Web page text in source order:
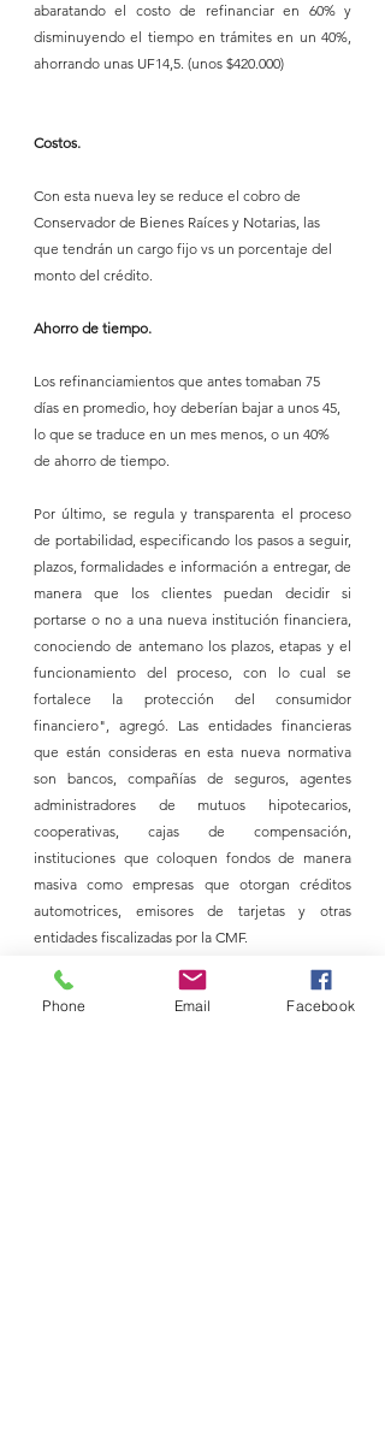
abaratando el costo de refinanciar en 60% y
disminuyendo el tiempo en trámites en un 40%,
ahorrando unas UF14,5. (unos $420.000)
Costos.
Con esta nueva ley se reduce el cobro de
Conservador de Bienes Raíces y Notarias, las
que tendrán un cargo fijo vs un porcentaje del
monto del crédito.
Ahorro de tiempo.
Los refinanciamientos que antes tomaban 75
días en promedio, hoy deberían bajar a unos 45,
lo que se traduce en un mes menos, o un 40%
de ahorro de tiempo.
Por último, se regula y transparenta el proceso
de portabilidad, especificando los pasos a seguir,
plazos, formalidades e información a entregar, de
manera que los clientes puedan decidir si
portarse o no a una nueva institución financiera,
conociendo de antemano los plazos, etapas y el
funcionamiento del proceso, con lo cual se
fortalece la protección del consumidor
financiero", agregó. Las entidades financieras
que están consideras en esta nueva normativa
son bancos, compañías de seguros, agentes
administradores de mutuos hipotecarios,
cooperativas, cajas de compensación,
instituciones que coloquen fondos de manera
masiva como empresas que otorgan créditos
automotrices, emisores de tarjetas y otras
entidades fiscalizadas por la CMF.
Fuente: Emol, Lun, Twitter.
Deudas
Phone Email Facebook